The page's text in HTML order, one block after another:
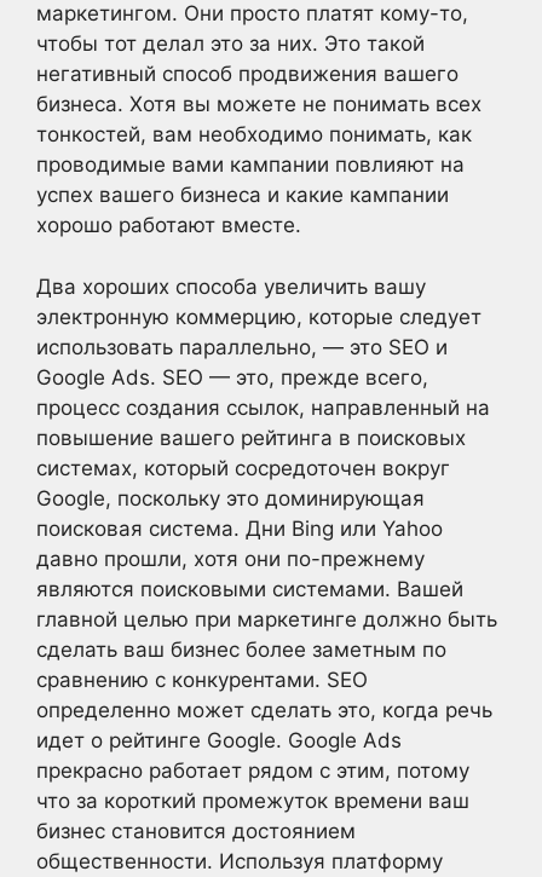
маркетингом. Они просто платят кому-то,
чтобы тот делал это за них. Это такой
негативный способ продвижения вашего
бизнеса. Хотя вы можете не понимать всех
тонкостей, вам необходимо понимать, как
проводимые вами кампании повлияют на
успех вашего бизнеса и какие кампании
хорошо работают вместе.
Два хороших способа увеличить вашу
электронную коммерцию, которые следует
использовать параллельно, — это SEO и
Google Ads. SEO — это, прежде всего,
процесс создания ссылок, направленный на
повышение вашего рейтинга в поисковых
системах, который сосредоточен вокруг
Google, поскольку это доминирующая
поисковая система. Дни Bing или Yahoo
давно прошли, хотя они по-прежнему
являются поисковыми системами. Вашей
главной целью при маркетинге должно быть
сделать ваш бизнес более заметным по
сравнению с конкурентами. SEO
определенно может сделать это, когда речь
идет о рейтинге Google. Google Ads
прекрасно работает рядом с этим, потому
что за короткий промежуток времени ваш
бизнес становится достоянием
общественности. Используя платформу